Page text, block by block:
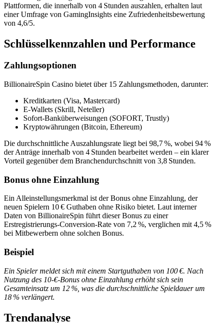
Plattformen, die innerhalb von 4 Stunden auszahlen, erhalten laut
einer Umfrage von GamingInsights eine Zufriedenheitsbewertung
von 4,6/5.
Schlüsselkennzahlen und Performance
Zahlungsoptionen
BillionaireSpin Casino bietet über 15 Zahlungsmethoden, darunter:
Kreditkarten (Visa, Mastercard)
E‑Wallets (Skrill, Neteller)
Sofort‑Banküberweisungen (SOFORT, Trustly)
Kryptowährungen (Bitcoin, Ethereum)
Die durchschnittliche Auszahlungsrate liegt bei 98,7 %, wobei 94 %
der Anträge innerhalb von 4 Stunden bearbeitet werden – ein klarer
Vorteil gegenüber dem Branchendurchschnitt von 3,8 Stunden.
Bonus ohne Einzahlung
Ein Alleinstellungsmerkmal ist der Bonus ohne Einzahlung, der
neuen Spielern 10 € Guthaben ohne Risiko bietet. Laut interner
Daten von BillionaireSpin führt dieser Bonus zu einer
Erstregistrierungs‑Conversion‑Rate von 7,2 %, verglichen mit 4,5 %
bei Mitbewerbern ohne solchen Bonus.
Beispiel
Ein Spieler meldet sich mit einem Startguthaben von 100 €. Nach
Nutzung des 10‑€‑Bonus ohne Einzahlung erhöht sich sein
Gesamteinsatz um 12 %, was die durchschnittliche Spieldauer um
18 % verlängert.
Trendanalyse